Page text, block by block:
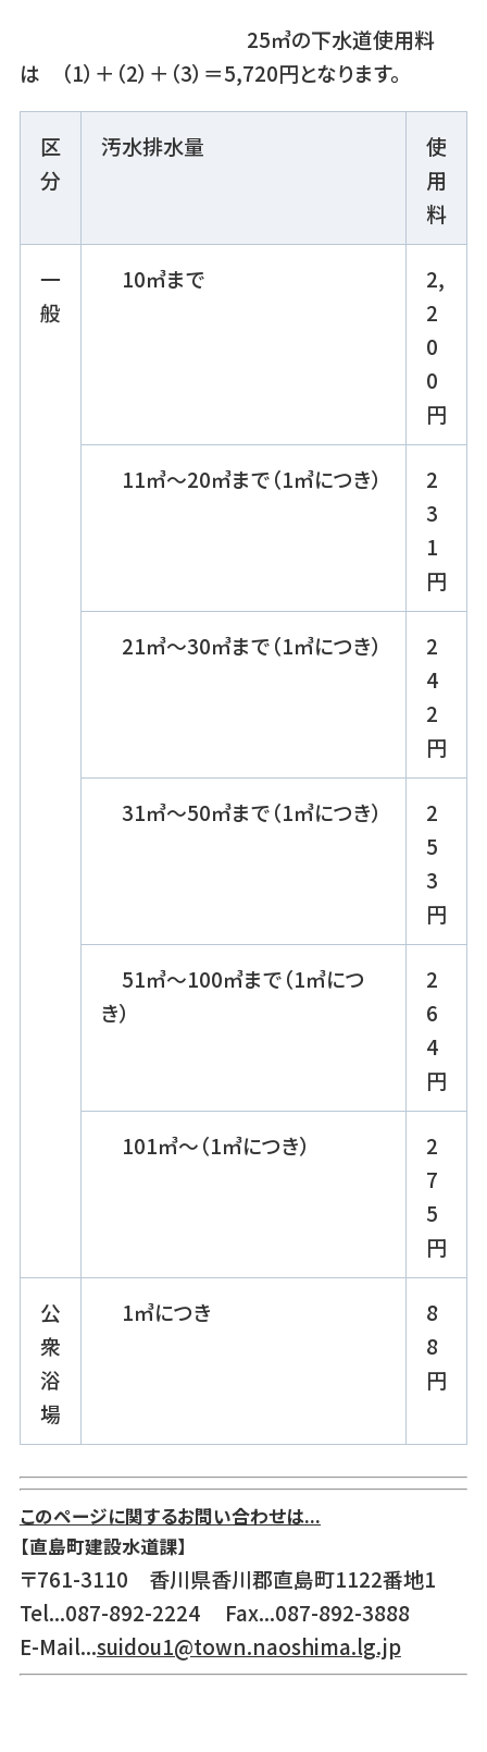
25㎥の下水道使用料
は （1）＋（2）＋（3）＝5,720円となります。
区
分
汚水排水量
使
用
料
一
般
10㎥まで
2,
2
0
0
円
11㎥～20㎥まで（1㎥につき）
2
3
1
円
21㎥～30㎥まで（1㎥につき）
2
4
2
円
31㎥～50㎥まで（1㎥につき）
2
5
3
円
51㎥～100㎥まで（1㎥につ
き）
2
6
4
円
101㎥～（1㎥につき）
2
7
5
円
公
衆
浴
場
1㎥につき
8
8
円
このページに関するお問い合わせは...
【直島町建設水道課】
〒761-3110 香川県香川郡直島町1122番地1
Tel...087-892-2224 Fax...087-892-3888
E-Mail...suidou1@town.naoshima.lg.jp